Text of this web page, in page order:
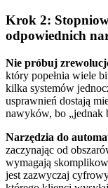
Krok 2:
odpowiednich
Nie próbuj
który popełnia wiele
kilka systemów
usprawnień dostają
nawyków, bo „jednak
Narzędzia do
zaczynając od
wymagają
jest zazwyczaj